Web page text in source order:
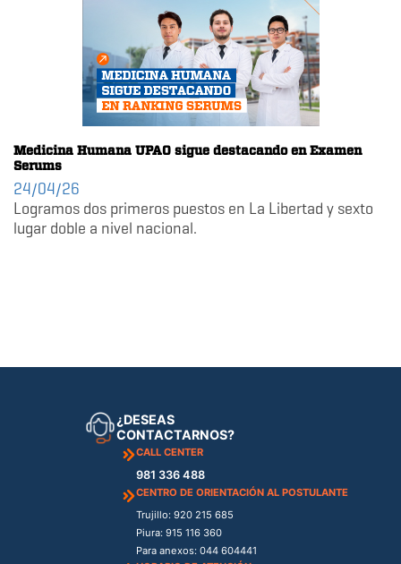
Medicina Humana UPAO sigue destacando en Examen
Serums
24/04/26
Logramos dos primeros puestos en La Libertad y sexto
lugar doble a nivel nacional.